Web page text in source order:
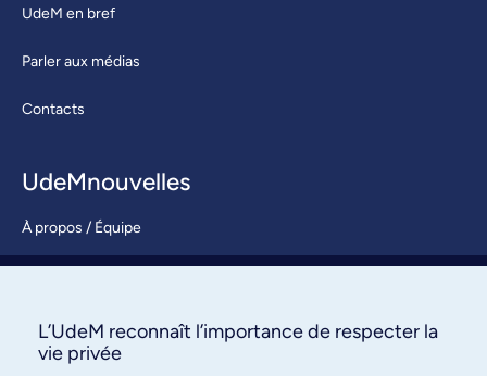
UdeM en bref
Parler aux médias
Contacts
UdeMnouvelles
À propos / Équipe
S’abonner
L’UdeM reconnaît l’importance de respecter la
vie privée